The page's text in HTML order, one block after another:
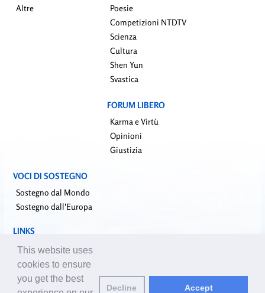
Altre
Poesie
Competizioni NTDTV
Scienza
Cultura
Shen Yun
Svastica
FORUM LIBERO
Karma e Virtù
Opinioni
Giustizia
VOCI DI SOSTEGNO
Sostegno dal Mondo
Sostegno dall'Europa
LINKS
falundafa.org (it)
faluninfo.net
minghui.org (en)
pureinsight.org
This website uses
cookies to ensure
you get the best
Decline Accept